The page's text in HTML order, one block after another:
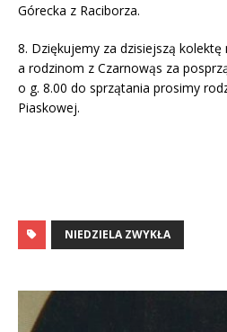
Górecka z Raciborza.
8. Dziękujemy za dzisiejszą
a rodzinom z Czarnowąs za
o g. 8.00 do sprzątania prosimy
Piaskowej.
NIEDZIELA ZWYKŁA